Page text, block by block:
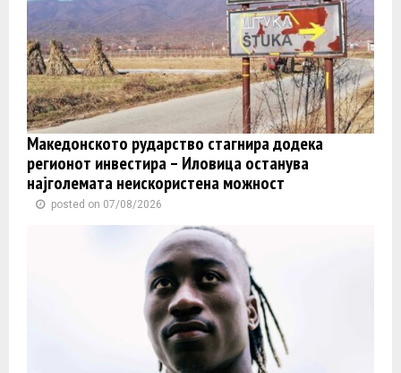
Македонското рударство стагнира додека
регионот инвестира – Иловица останува
најголемата неискористена можност
posted on 07/08/2026